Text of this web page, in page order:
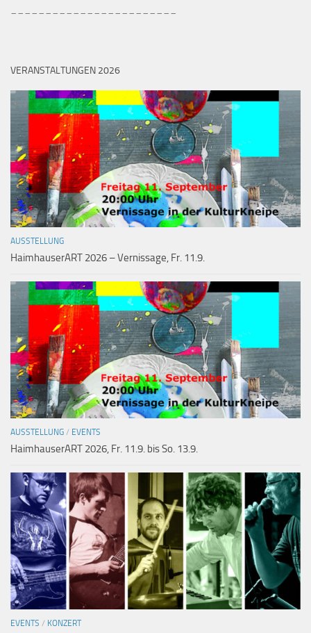
VERANSTALTUNGEN 2026
AUSSTELLUNG
HaimhauserART 2026 – Vernissage, Fr. 11.9.
AUSSTELLUNG / EVENTS
HaimhauserART 2026, Fr. 11.9. bis So. 13.9.
EVENTS / KONZERT